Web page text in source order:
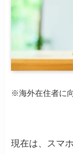
※海外在住者に
現在は、スマ